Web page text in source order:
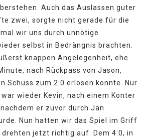
Auch das Auslassen guter
zwei, sorgte nicht gerade für die
wir uns durch unnötige
selbst in Bedrängnis brachten.
knappen Angelegenheit, ehe
nach Rückpass von Jason,
Schuss zum 2:0 erlösen konnte. Nur
wieder Kevin, nach einem Konter
er zuvor durch Jan
Nun hatten wir das Spiel im Griff
jetzt richtig auf. Dem 4:0, in